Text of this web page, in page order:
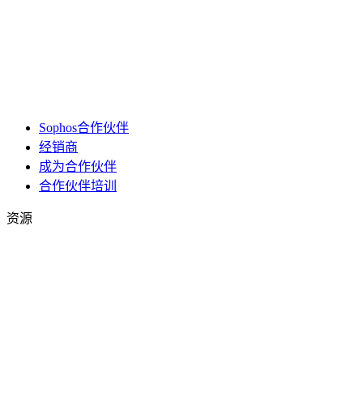
Sophos合作伙伴
经销商
成为合作伙伴
合作伙伴培训
资源